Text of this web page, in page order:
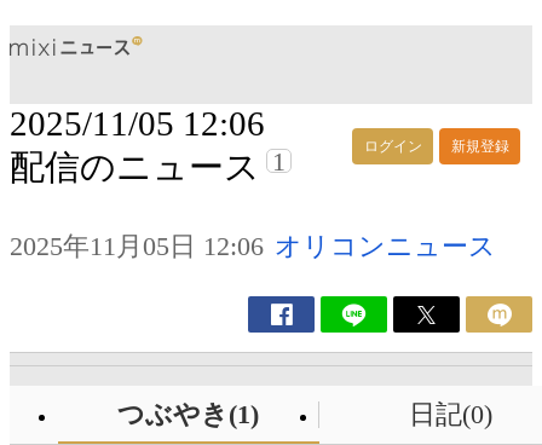
ログイン 新規登録
2025/11/05 12:06
配信のニュース
1
2025年11月05日 12:06 オリコンニュース
つぶやき(1) 日記(0)